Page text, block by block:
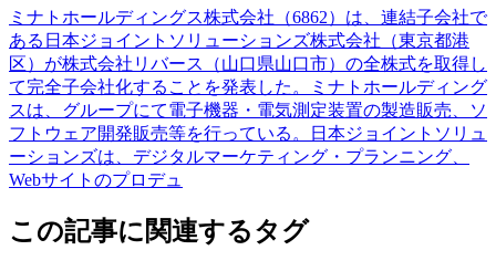
ミナトホールディングス株式会社（6862）は、連結子会社で
ある日本ジョイントソリューションズ株式会社（東京都港
区）が株式会社リバース（山口県山口市）の全株式を取得し
て完全子会社化することを発表した。ミナトホールディング
スは、グループにて電子機器・電気測定装置の製造販売、ソ
フトウェア開発販売等を行っている。日本ジョイントソリュ
ーションズは、デジタルマーケティング・プランニング、
Webサイトのプロデュ
この記事に関連するタグ